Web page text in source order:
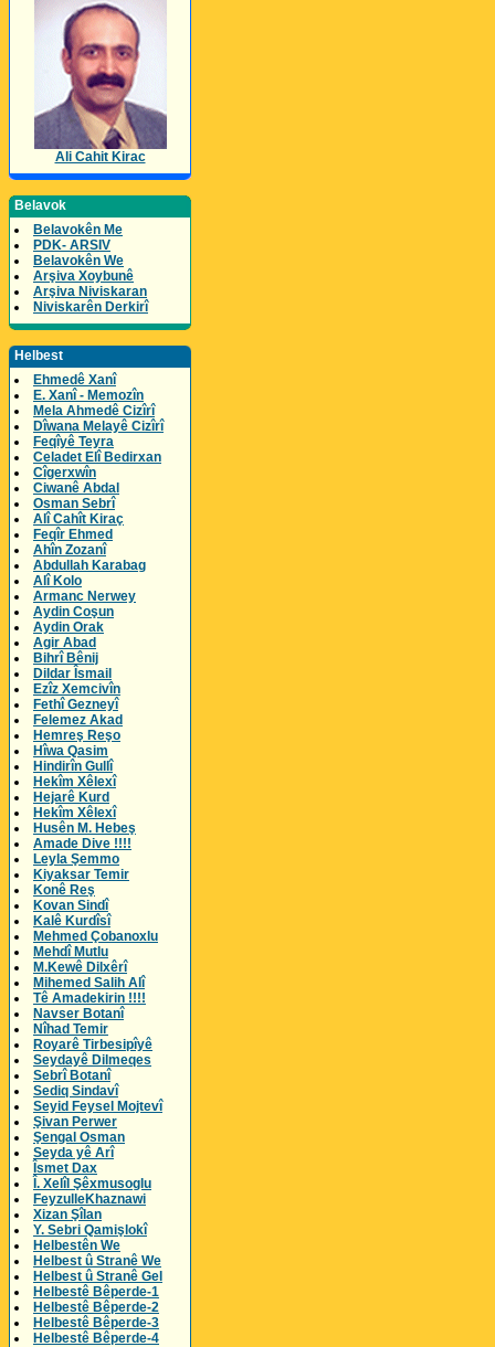
Ali Cahit Kirac
Belavok
Belavokên Me
PDK- ARSIV
Belavokên We
Arşiva Xoybunê
Arşiva Niviskaran
Niviskarên Derkirî
Helbest
Ehmedê Xanî
E. Xanî - Memozîn
Mela Ahmedê Cizîrî
Dîwana Melayê Cizîrî
Feqîyê Teyra
Celadet Elî Bedirxan
Cîgerxwîn
Ciwanê Abdal
Osman Sebrî
Alî Cahît Kiraç
Feqîr Ehmed
Ahîn Zozanî
Abdullah Karabag
Alî Kolo
Armanc Nerwey
Aydin Coşun
Aydin Orak
Agir Abad
Bihrî Bênij
Dildar Îsmail
Ezîz Xemcivîn
Fethî Gezneyî
Felemez Akad
Hemreş Reşo
Hîwa Qasim
Hindirîn Gullî
Hekîm Xêlexî
Hejarê Kurd
Hekîm Xêlexî
Husên M. Hebeş
Amade Dive !!!!
Leyla Şemmo
Kiyaksar Temir
Konê Reş
Kovan Sindî
Kalê Kurdîsî
Mehmed Çobanoxlu
Mehdî Mutlu
M.Kewê Dilxêrî
Mihemed Salih Alî
Tê Amadekirin !!!!
Navser Botanî
Nîhad Temir
Royarê Tirbesipîyê
Seydayê Dilmeqes
Sebrî Botanî
Sediq Sindavî
Seyid Feysel Mojtevî
Şivan Perwer
Şengal Osman
Seyda yê Arî
Îsmet Dax
Î. Xelîl Şêxmusoglu
FeyzulleKhaznawi
Xizan Şîlan
Y. Sebri Qamişlokî
Helbestên We
Helbest û Stranê We
Helbest û Stranê Gel
Helbestê Bêperde-1
Helbestê Bêperde-2
Helbestê Bêperde-3
Helbestê Bêperde-4